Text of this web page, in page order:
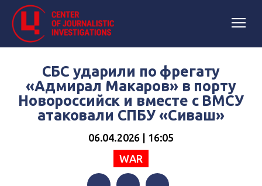
СБС ударили по фрегату
«Адмирал Макаров» в порту
Новороссийск и вместе с ВМСУ
атаковали СПБУ «Сиваш»
06.04.2026 | 16:05
WAR